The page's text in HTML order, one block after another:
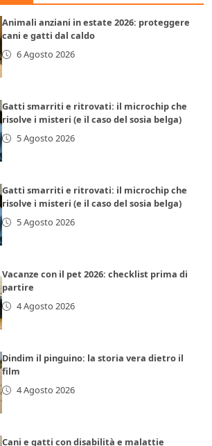
Animali anziani in estate 2026: proteggere
cani e gatti dal caldo
6 Agosto 2026
Gatti smarriti e ritrovati: il microchip che
risolve i misteri (e il caso del sosia belga)
5 Agosto 2026
Gatti smarriti e ritrovati: il microchip che
risolve i misteri (e il caso del sosia belga)
5 Agosto 2026
Vacanze con il pet 2026: checklist prima di
partire
4 Agosto 2026
Dindim il pinguino: la storia vera dietro il
film
4 Agosto 2026
Cani e gatti con disabilità e malattie